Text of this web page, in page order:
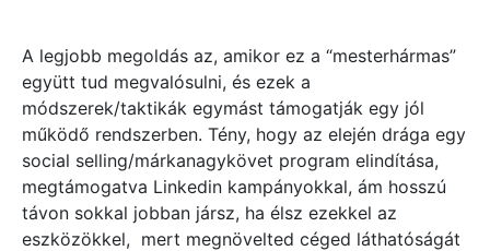
A legjobb megoldás az, amikor ez a “mesterhármas”
együtt tud megvalósulni, és ezek a
módszerek/taktikák egymást támogatják egy jól
működő rendszerben. Tény, hogy az elején drága egy
social selling/márkanagykövet program elindítása,
megtámogatva Linkedin kampányokkal, ám hosszú
távon sokkal jobban jársz, ha élsz ezekkel az
eszközökkel, mert megnövelted céged láthatóságát